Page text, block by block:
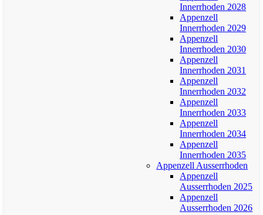
Innerrhoden 2028
Appenzell
Innerrhoden 2029
Appenzell
Innerrhoden 2030
Appenzell
Innerrhoden 2031
Appenzell
Innerrhoden 2032
Appenzell
Innerrhoden 2033
Appenzell
Innerrhoden 2034
Appenzell
Innerrhoden 2035
Appenzell Ausserrhoden
Appenzell
Ausserrhoden 2025
Appenzell
Ausserrhoden 2026